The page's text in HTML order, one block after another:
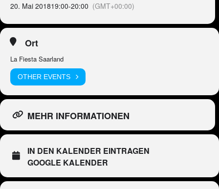
20. Mai 201819:00-20:00 (GMT+00:00)
Ort
La Fiesta Saarland
OTHER EVENTS
MEHR INFORMATIONEN
IN DEN KALENDER EINTRAGEN
GOOGLE KALENDER